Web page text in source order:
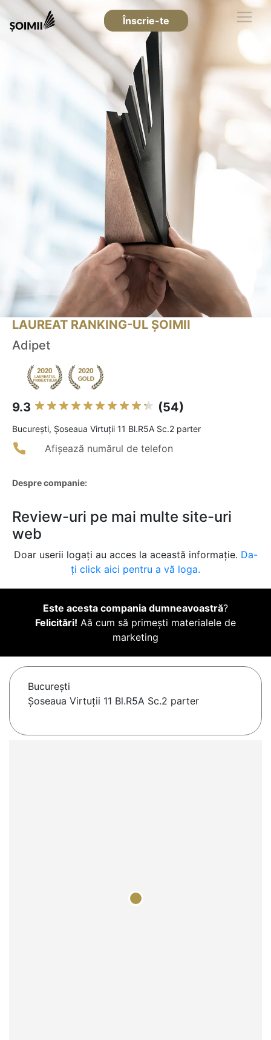
Înscrie-te
LAUREAT RANKING-UL ȘOIMII
Adipet
9.3 (54)
Bucureşti, Șoseaua Virtuții 11 Bl.R5A Sc.2 parter
Afișează numărul de telefon
Despre companie:
Review-uri pe mai multe site-uri
web
Doar userii logați au acces la această informație. Da-
ți click aici pentru a vă loga.
Este acesta compania dumneavoastră?
Felicitări! Aă cum să primești materialele de
marketing
Bucureşti
Șoseaua Virtuții 11 Bl.R5A Sc.2 parter